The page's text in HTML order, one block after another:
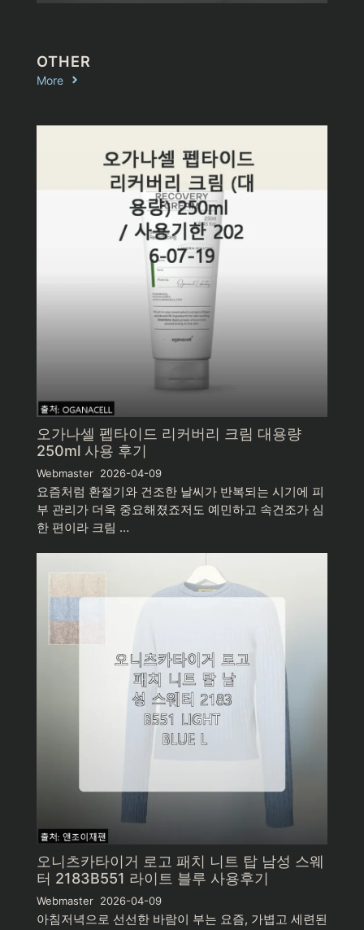
OTHER
More
오가나셀 펩타이드 리커버리 크림 대용량
250ml 사용 후기
Webmaster 2026-04-09
요즘처럼 환절기와 건조한 날씨가 반복되는 시기에 피
부 관리가 더욱 중요해졌죠저도 예민하고 속건조가 심
한 편이라 크림 …
오니츠카타이거 로고 패치 니트 탑 남성 스웨
터 2183B551 라이트 블루 사용후기
Webmaster 2026-04-09
아침저녁으로 선선한 바람이 부는 요즘, 가볍고 세련된